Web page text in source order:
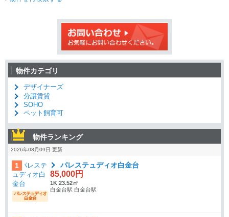
物件カテゴリ
デザイナーズ
分譲賃貸
SOHO
ペット飼育可
物件ランキング
2026年08月09日 更新
1
パレステュディオ
白金台
パレステュディオ白金台
85,000円
1K 23.52㎡
白金台駅 白金台駅